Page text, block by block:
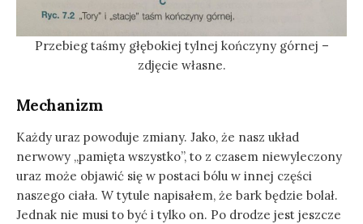
Przebieg taśmy głębokiej tylnej kończyny górnej –
zdjęcie własne.
Mechanizm
Każdy uraz powoduje zmiany. Jako, że nasz układ
nerwowy „pamięta wszystko”, to z czasem niewyleczony
uraz może objawić się w postaci bólu w innej części
naszego ciała. W tytule napisałem, że bark będzie bolał.
Jednak nie musi to być i tylko on. Po drodze jest jeszcze